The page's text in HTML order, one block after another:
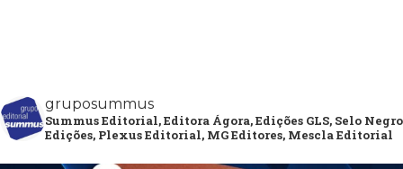
gruposummus
Summus Editorial, Editora Ágora, Edições GLS, Selo Negro
Edições, Plexus Editorial, MG Editores, Mescla Editorial